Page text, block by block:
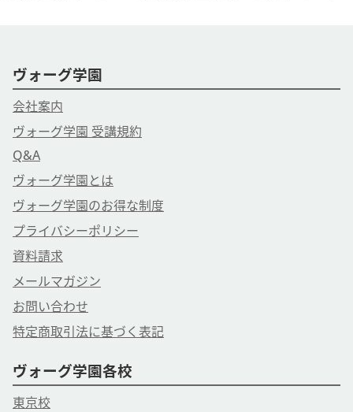
ヴォーグ学園
会社案内
ヴォーグ学園 受講規約
Q&A
ヴォーグ学園とは
ヴォーグ学園のお得な制度
プライバシーポリシー
資料請求
メールマガジン
お問い合わせ
特定商取引法に基づく表記
ヴォーグ学園各校
東京校